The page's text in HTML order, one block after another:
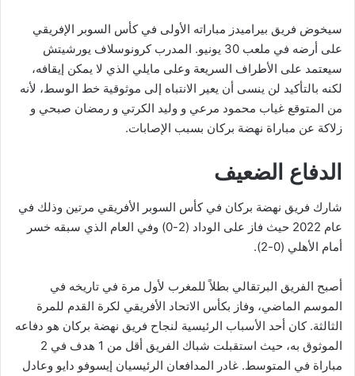
سيخوض فريق بيراميدز مباراته الأولى في كأس السوبر الإفريقي
على أرضه في ملعب 30 يونيو. المدرب كرونوسلاف يورشيتش
سيعتمد على الأطراف السريعة وعلى مايلي الذي لا يمكن إيقافه،
لكنه بالتأكيد لن ينسى أن يعير الانتباه إلى موثوقية خط الوسط، لأنه
من المتوقع غياب محمود مرعي و وليد الكرتي و رمضان صبحي و
زلاكة عن مباراة نهضة بركان بسبب الإصابات.
الدفاع الضعيف
شارك فريق نهضة بركان في كأس السوبر الأفريقي مرتين وذلك في
عام 2022 حيث فاز على الوداد (2-0) وفي العام الذي سبقه خسر
أمام الأهلي (0-2).
أصبح الفريق البرتقالي بطلاً للمغرب لأول مرة في تاريخه في
الموسم الماضي، وفاز بكأس الاتحاد الأفريقي لكرة القدم للمرة
الثالثة. كان أحد الأسباب الرئيسية لنجاح فريق نهضة بركان هو دفاعه
الموثوق به، حيث استقبلت شباك الفريق أقل من 1 هدف في 2
مباراة في المتوسط. غادر المدافعان الرئيسيان إيسوفو دايو وعادل